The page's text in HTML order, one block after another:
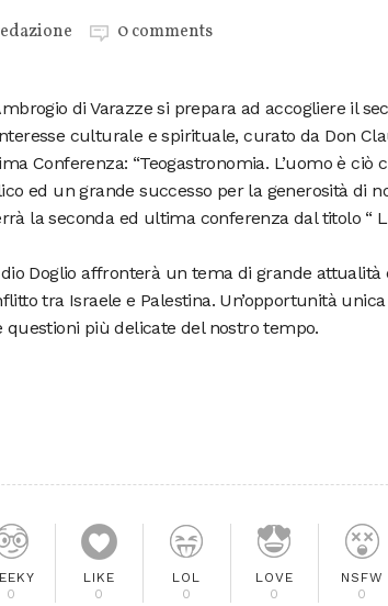
0 comments
di Varazze si prepara ad accogliere il
culturale e spirituale, curato da Don
Conferenza: “Teogastronomia. L’uomo è ciò
ed un grande successo per la generosità di
la seconda ed ultima conferenza dal titolo “
Doglio affronterà un tema di grande attualità
tra Israele e Palestina. Un’opportunità
più delicate del nostro tempo.
0
LIKE
0
LOL
0
LOVE
0
NSFW
0